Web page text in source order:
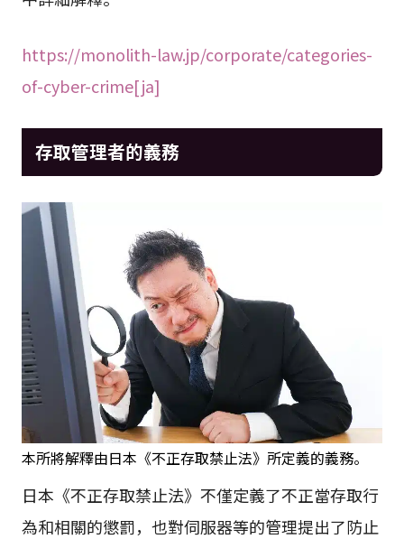
https://monolith-law.jp/corporate/categories-
of-cyber-crime[ja]
存取管理者的義務
本所將解釋由日本《不正存取禁止法》所定義的義務。
日本《不正存取禁止法》不僅定義了不正當存取行
為和相關的懲罰，也對伺服器等的管理提出了防止